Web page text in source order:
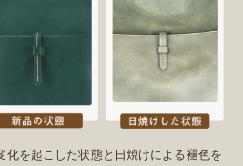
化を起こした状態と日焼けによる褪色を